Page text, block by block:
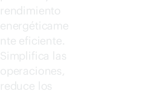
rendimiento
energéticame
nte eficiente.
Simplifica las
operaciones,
reduce los